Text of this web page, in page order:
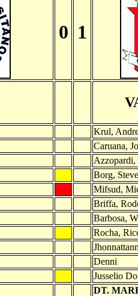
0 1
Krul,
Caruana,
Azzopardi,
Borg, Steve
Mifsud,
Briffa,
Barbosa,
Rocha,
Denni
Jusselio
DT.